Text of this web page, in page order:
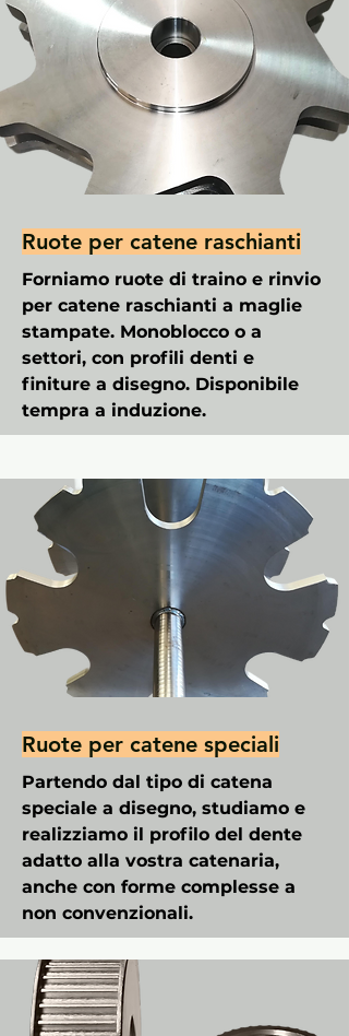
Ruote per catene raschianti
Forniamo ruote di traino e rinvio
per catene raschianti a maglie
stampate. Monoblocco o a
settori, con profili denti e
finiture a disegno. Disponibile
tempra a induzione.
Ruote per catene speciali
Partendo dal tipo di catena
speciale a disegno, studiamo e
realizziamo il profilo del dente
adatto alla vostra catenaria,
anche con forme complesse a
non convenzionali.